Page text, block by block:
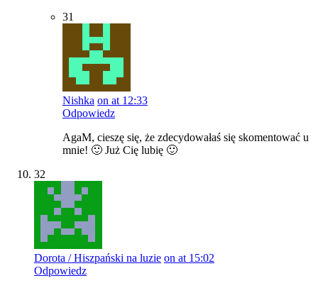
31
Nishka on at 12:33
Odpowiedz
AgaM, cieszę się, że zdecydowałaś się skomentować u
mnie! 🙂 Już Cię lubię 🙂
32
Dorota / Hiszpański na luzie on at 15:02
Odpowiedz